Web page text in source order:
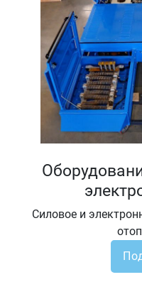
Силовое и